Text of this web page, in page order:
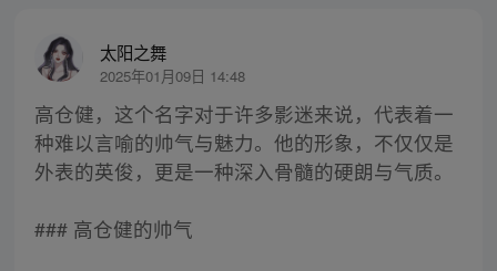
太阳之舞
2025年01月09日 14:48
高仓健，这个名字对于许多影迷来说，代表着一
种难以言喻的帅气与魅力。他的形象，不仅仅是
外表的英俊，更是一种深入骨髓的硬朗与气质。
### 高仓健的帅气